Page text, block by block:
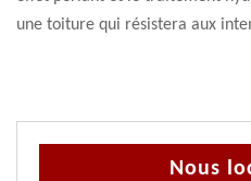
une toiture qui résistera aux
Nous